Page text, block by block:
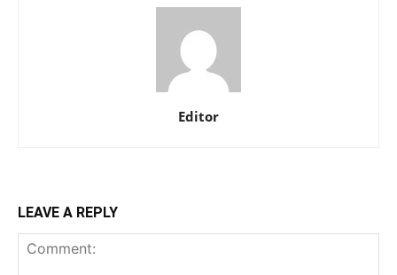
Editor
LEAVE A REPLY